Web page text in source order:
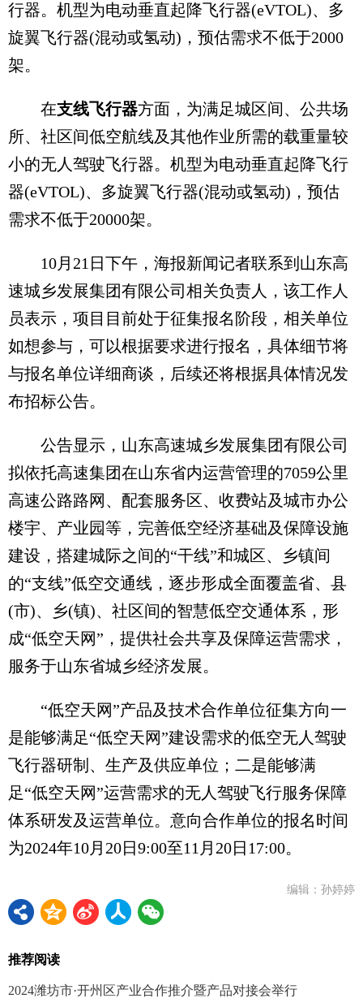
行器。机型为电动垂直起降飞行器(eVTOL)、多
旋翼飞行器(混动或氢动)，预估需求不低于2000
架。
在支线飞行器方面，为满足城区间、公共场
所、社区间低空航线及其他作业所需的载重量较
小的无人驾驶飞行器。机型为电动垂直起降飞行
器(eVTOL)、多旋翼飞行器(混动或氢动)，预估
需求不低于20000架。
10月21日下午，海报新闻记者联系到山东高
速城乡发展集团有限公司相关负责人，该工作人
员表示，项目目前处于征集报名阶段，相关单位
如想参与，可以根据要求进行报名，具体细节将
与报名单位详细商谈，后续还将根据具体情况发
布招标公告。
公告显示，山东高速城乡发展集团有限公司
拟依托高速集团在山东省内运营管理的7059公里
高速公路路网、配套服务区、收费站及城市办公
楼宇、产业园等，完善低空经济基础及保障设施
建设，搭建城际之间的“干线”和城区、乡镇间
的“支线”低空交通线，逐步形成全面覆盖省、县
(市)、乡(镇)、社区间的智慧低空交通体系，形
成“低空天网”，提供社会共享及保障运营需求，
服务于山东省城乡经济发展。
“低空天网”产品及技术合作单位征集方向一
是能够满足“低空天网”建设需求的低空无人驾驶
飞行器研制、生产及供应单位；二是能够满
足“低空天网”运营需求的无人驾驶飞行服务保障
体系研发及运营单位。意向合作单位的报名时间
为2024年10月20日9:00至11月20日17:00。
编辑：孙婷婷
推荐阅读
2024潍坊市·开州区产业合作推介暨产品对接会举行